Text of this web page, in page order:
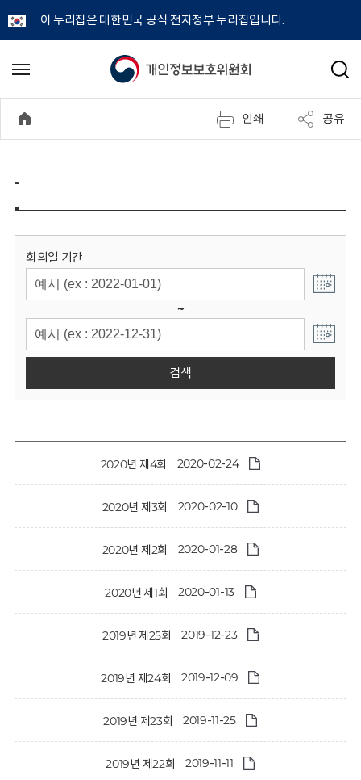
이 누리집은 대한민국 공식 전자정부 누리집입니다.
개
정
보
위
원
회
메
기
검
인쇄 공유
-
회의일 기간
~
검색
2020년 제4회 2020-02-24
2020년 제3회 2020-02-10
2020년 제2회 2020-01-28
2020년 제1회 2020-01-13
2019년 제25회 2019-12-23
2019년 제24회 2019-12-09
2019년 제23회 2019-11-25
2019년 제22회 2019-11-11